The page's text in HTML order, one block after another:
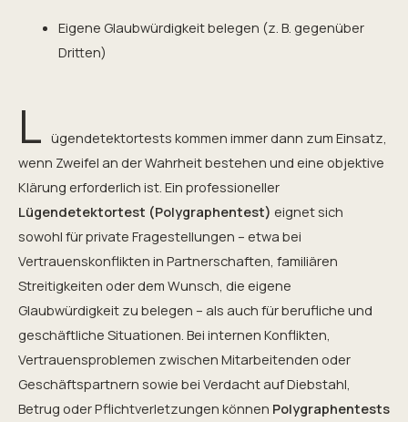
Eigene Glaubwürdigkeit belegen (z. B. gegenüber
Dritten)
L ügendetektortests kommen immer dann zum Einsatz,
wenn Zweifel an der Wahrheit bestehen und eine objektive
Klärung erforderlich ist. Ein professioneller
Lügendetektortest (Polygraphentest) eignet sich
sowohl für private Fragestellungen – etwa bei
Vertrauenskonflikten in Partnerschaften, familiären
Streitigkeiten oder dem Wunsch, die eigene
Glaubwürdigkeit zu belegen – als auch für berufliche und
geschäftliche Situationen. Bei internen Konflikten,
Vertrauensproblemen zwischen Mitarbeitenden oder
Geschäftspartnern sowie bei Verdacht auf Diebstahl,
Betrug oder Pflichtverletzungen können Polygraphentests